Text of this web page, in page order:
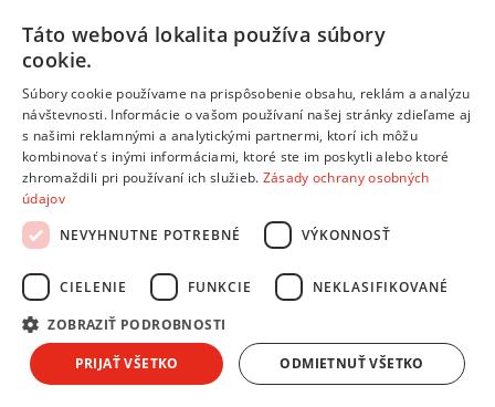
BBL446401¤VP-F174415¤0000
veľkosť 4+ (9-20 kg)
PAMPERS Plienky nohavičkové Active Baby Pants Paw Patrol
veľ. 4 (9-15 kg) 144 ks
Doprava zdarma
Dostupný
V predajni
, u teba
80,90 € s DPH
Porovnať
Informácie a kontakty
Táto webová lokalita používa súbory
cookie.
Súbory cookie používame na prispôsobenie obsahu, reklám a analýzu
návštevnosti. Informácie o vašom používaní našej stránky zdieľame aj
s našimi reklamnými a analytickými partnermi, ktorí ich môžu
kombinovať s inými informáciami, ktoré ste im poskytli alebo ktoré
zhromaždili pri používaní ich služieb. Zásady ochrany osobných
údajov
NEVYHNUTNE POTREBNÉ
VÝKONNOSŤ
CIELENIE FUNKCIE NEKLASIFIKOVANÉ
ZOBRAZIŤ PODROBNOSTI
PRIJAŤ VŠETKO ODMIETNUŤ VŠETKO